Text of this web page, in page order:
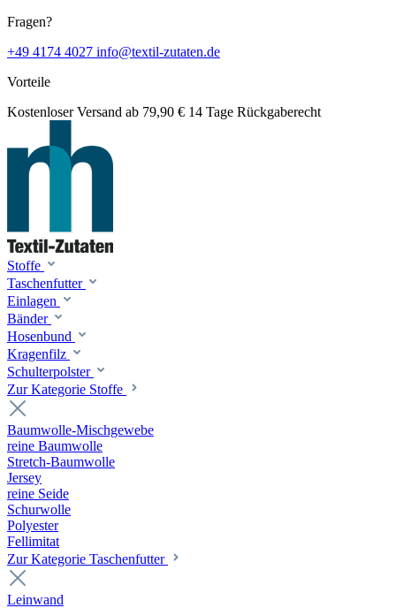
Fragen?
+49 4174 4027 info@textil-zutaten.de
Vorteile
Kostenloser Versand ab 79,90 € 14 Tage Rückgaberecht
Stoffe
Taschenfutter
Einlagen
Bänder
Hosenbund
Kragenfilz
Schulterpolster
Zur Kategorie Stoffe
Baumwolle-Mischgewebe
reine Baumwolle
Stretch-Baumwolle
Jersey
reine Seide
Schurwolle
Polyester
Fellimitat
Zur Kategorie Taschenfutter
Leinwand